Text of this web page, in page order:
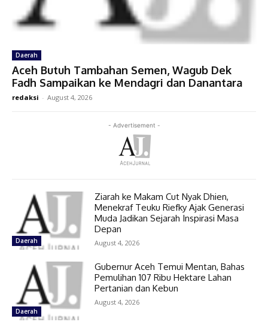
Daerah
Aceh Butuh Tambahan Semen, Wagub Dek
Fadh Sampaikan ke Mendagri dan Danantara
redaksi - August 4, 2026
- Advertisement -
Daerah
Ziarah ke Makam Cut Nyak Dhien,
Menekraf Teuku Riefky Ajak Generasi
Muda Jadikan Sejarah Inspirasi Masa
Depan
August 4, 2026
Daerah
Gubernur Aceh Temui Mentan, Bahas
Pemulihan 107 Ribu Hektare Lahan
Pertanian dan Kebun
August 4, 2026